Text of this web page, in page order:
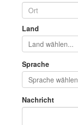
Land
Sprache
Nachricht